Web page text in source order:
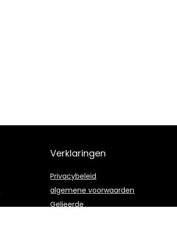
Verklaringen
Privacybeleid
algemene voorwaarden
Gelieerde